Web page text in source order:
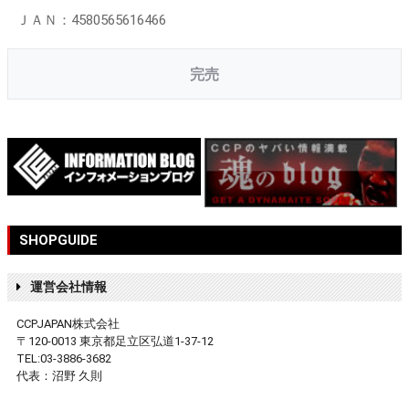
ＪＡＮ：4580565616466
完売
SHOPGUIDE
運営会社情報
CCPJAPAN株式会社
〒120-0013 東京都足立区弘道1-37-12
TEL:03-3886-3682
代表：沼野 久則